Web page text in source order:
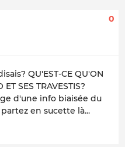
0
QU'EST-CE QU'ON
SES TRAVESTIS?
d'une info biaisée du
partez en sucette là...